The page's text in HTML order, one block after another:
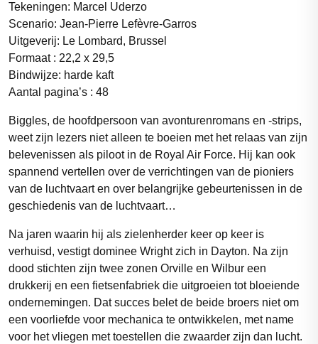
Tekeningen: Marcel Uderzo
Scenario: Jean-Pierre Lefèvre-Garros
Uitgeverij: Le Lombard, Brussel
Formaat : 22,2 x 29,5
Bindwijze: harde kaft
Aantal pagina’s : 48
Biggles, de hoofdpersoon van avonturenromans en -strips,
weet zijn lezers niet alleen te boeien met het relaas van zijn
belevenissen als piloot in de Royal Air Force. Hij kan ook
spannend vertellen over de verrichtingen van de pioniers
van de luchtvaart en over belangrijke gebeurtenissen in de
geschiedenis van de luchtvaart…
Na jaren waarin hij als zielenherder keer op keer is
verhuisd, vestigt dominee Wright zich in Dayton. Na zijn
dood stichten zijn twee zonen Orville en Wilbur een
drukkerij en een fietsenfabriek die uitgroeien tot bloeiende
ondernemingen. Dat succes belet de beide broers niet om
een voorliefde voor mechanica te ontwikkelen, met name
voor het vliegen met toestellen die zwaarder zijn dan lucht.